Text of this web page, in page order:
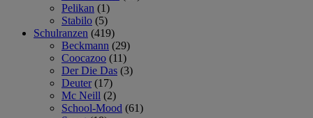
Pelikan (1)
Stabilo (5)
Schulranzen (419)
Beckmann (29)
Coocazoo (11)
Der Die Das (3)
Deuter (17)
Mc Neill (2)
School-Mood (61)